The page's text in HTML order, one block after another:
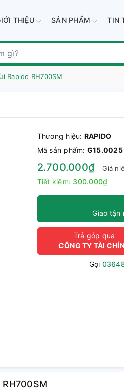
THIỆU SẢN PHẨM TIN
Rapido RH700SM
Thương hiệu: RAPIDO
Mã sản phẩm: G15.0025
2.700.000₫ Giá
Tiết kiệm: 300.000₫
Giao tận
Trả góp qua
CÔNG TY TÀI
Gọi